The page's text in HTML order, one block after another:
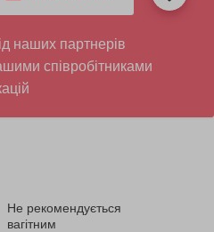
наших партнерів
співробітниками
Не рекомендується
вагітним